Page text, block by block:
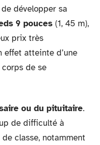
développer sa
9 pouces (1, 45 m),
prix très
effet atteinte d’une
de se
ou du pituitaire.
de difficulté à
classe, notamment